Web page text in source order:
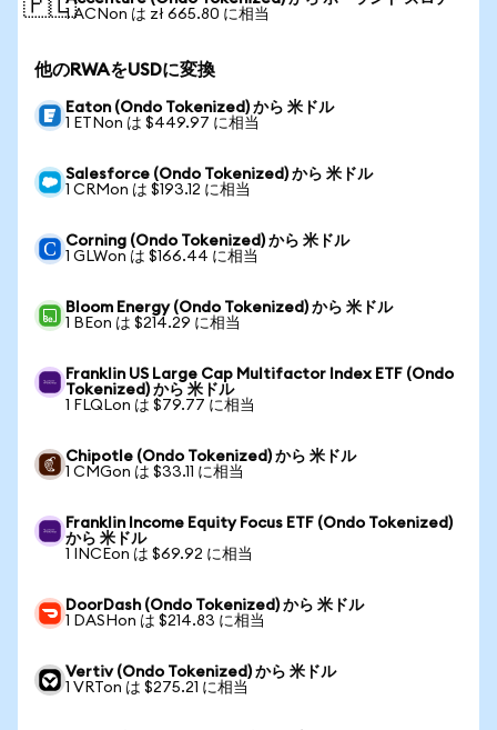
🇵🇱1 ACNon は zł 665.80 に相当
他のRWAをUSDに変換
Eaton (Ondo Tokenized) から 米ドル
1 ETNon は $449.97 に相当
Salesforce (Ondo Tokenized) から 米ドル
1 CRMon は $193.12 に相当
Corning (Ondo Tokenized) から 米ドル
1 GLWon は $166.44 に相当
Bloom Energy (Ondo Tokenized) から 米ドル
1 BEon は $214.29 に相当
Franklin US Large Cap Multifactor Index ETF (Ondo
Tokenized) から 米ドル
1 FLQLon は $79.77 に相当
Chipotle (Ondo Tokenized) から 米ドル
1 CMGon は $33.11 に相当
Franklin Income Equity Focus ETF (Ondo Tokenized)
から 米ドル
1 INCEon は $69.92 に相当
DoorDash (Ondo Tokenized) から 米ドル
1 DASHon は $214.83 に相当
Vertiv (Ondo Tokenized) から 米ドル
1 VRTon は $275.21 に相当